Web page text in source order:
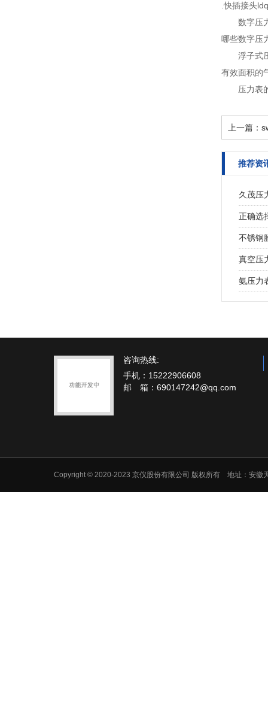
.快插接头
数字压
哪些数字压
浮子式
有效面积的
压力表
上一篇：
推荐资
久茂压
正确选
不锈钢
真空压
氨压力
咨询热线:
手机：15222906608
邮 箱：690147242@qq.com
Copyright © 2020-2023 京仪股份有限公司 版权所有 地址：安